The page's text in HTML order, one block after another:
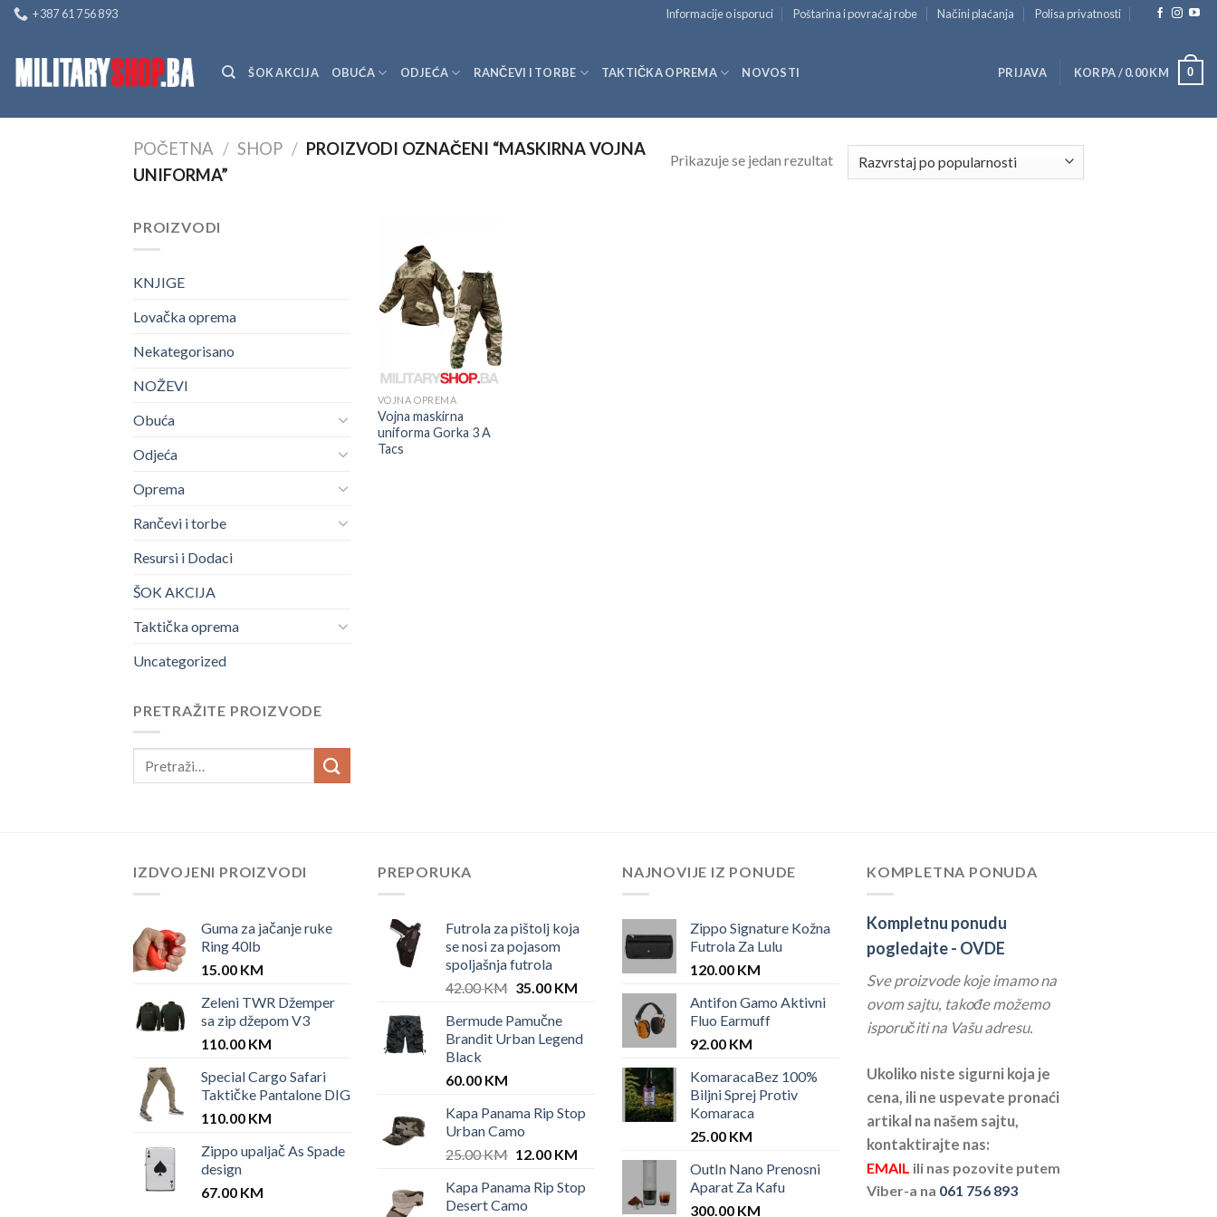
Skip
content
+387 61 756 893 Informacije o isporuci Poštarina i povraćaj robe Načini plaćanja Polisa privatnosti
ŠOK AKCIJA OBUĆA ODJEĆA RANČEVI I TORBE TAKTIČKA OPREMA NOVOSTI PRIJAVA KORPA /0.00KM 0
POČETNA / SHOP / PROIZVODI OZNAČENI “MASKIRNA VOJNA
UNIFORMA”
Prikazuje se jedan rezultat
PROIZVODI
KNJIGE
Lovačka oprema
Nekategorisano
NOŽEVI
Obuća
Odjeća
Oprema
Rančevi i torbe
Resursi i Dodaci
ŠOK AKCIJA
Taktička oprema
Uncategorized
PRETRAŽITE PROIZVODE
VOJNA OPREMA
Vojna maskirna
uniforma Gorka 3 A
Tacs
IZDVOJENI PROIZVODI
Guma za jačanje ruke
Ring 40lb
15.00 KM
Zeleni TWR Džemper
sa zip džepom V3
110.00 KM
Special Cargo Safari
Taktičke Pantalone DIG
110.00 KM
Zippo upaljač As Spade
design
67.00 KM
PREPORUKA
Futrola za pištolj koja
se nosi za pojasom
spoljašnja futrola
42.00KM Original
was:
42.00 KM.
35.00 KMCurrent
35.00 KM.
Bermude Pamučne
Brandit Urban Legend
Black
60.00 KM
Kapa Panama Rip Stop
Urban Camo
25.00KM Original
was:
25.00 KM.
12.00 KMCurrent
is:
12.00 KM.
Kapa Panama Rip Stop
Desert Camo
NAJNOVIJE IZ PONUDE
Zippo Signature Kožna
Futrola Za Lulu
120.00 KM
Antifon Gamo Aktivni
Fluo Earmuff
92.00 KM
KomaracaBez 100%
Biljni Sprej Protiv
Komaraca
25.00 KM
OutIn Nano Prenosni
Aparat Za Kafu
300.00 KM
KOMPLETNA PONUDA
Kompletnu ponudu
pogledajte - OVDE
Sve proizvode koje imamo na
ovom sajtu, takođe možemo
isporučiti na Vašu adresu.
Ukoliko niste sigurni koja je
cena, ili ne uspevate pronaći
artikal na našem sajtu,
kontaktirajte nas:
EMAIL ili nas pozovite putem
Viber-a na 061 756 893